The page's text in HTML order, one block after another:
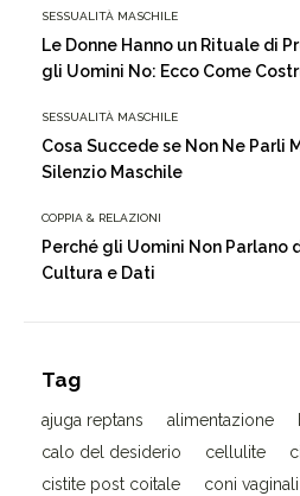
SESSUALITÀ MASCHILE
Le Donne Hanno un Rituale di
gli Uomini No: Ecco Come
SESSUALITÀ MASCHILE
Cosa Succede se Non Ne Parli
Silenzio Maschile
COPPIA & RELAZIONI
Perché gli Uomini Non Parlano
Cultura e Dati
Tag
ajuga reptans alimentazione
calo del desiderio
cellulite
cistite post coitale
coni vaginali